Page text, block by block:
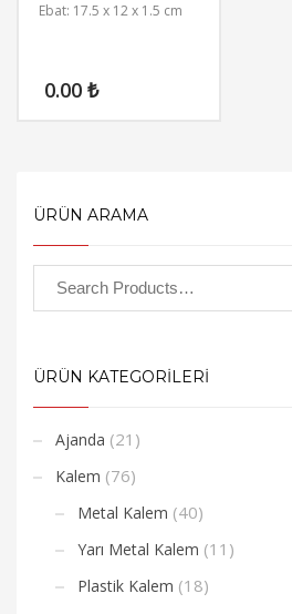
Ebat: 17.5 x 12 x 1.5 cm
0.00 ₺
ÜRÜN ARAMA
ÜRÜN KATEGORİLERİ
Ajanda (21)
Kalem (76)
Metal Kalem (40)
Yarı Metal Kalem (11)
Plastik Kalem (18)